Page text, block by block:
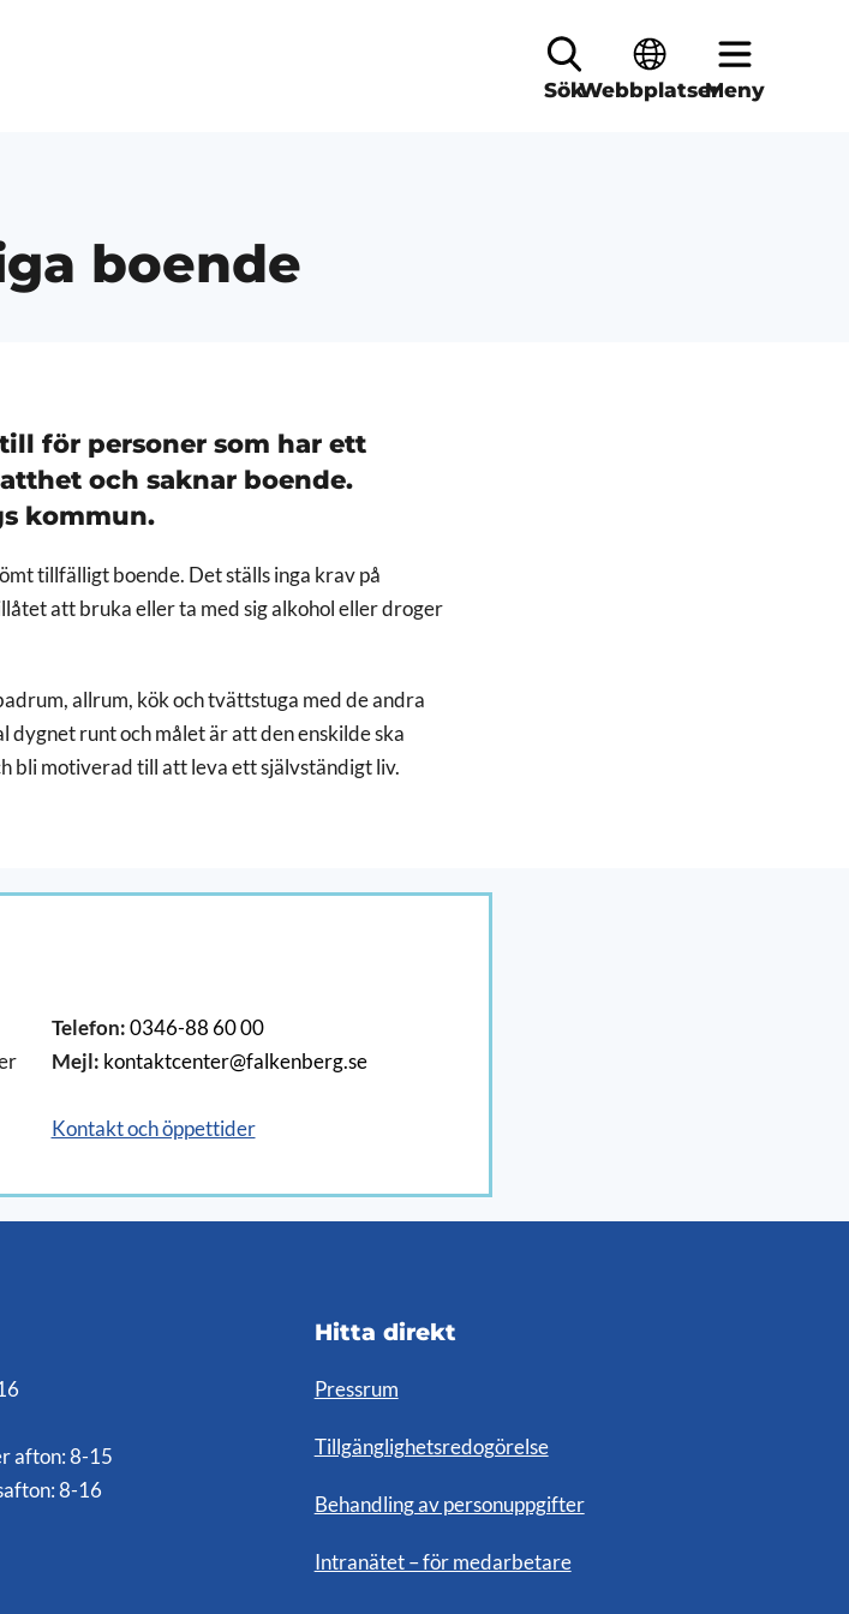
SökWebbplatserMeny
boende
för personer som har ett
och saknar boende.
kommun.
tillfälligt boende. Det ställs inga krav på
att bruka eller ta med sig alkohol eller droger
allrum, kök och tvättstuga med de andra
dygnet runt och målet är att den enskilde ska
bli motiverad till att leva ett självständigt liv.
Telefon: 0346-88 60 00
Mejl: kontaktcenter@falkenberg.se
Kontakt och öppettider
afton: 8-15
8-16
Hitta direkt
Pressrum
Tillgänglighetsredogörelse
Behandling av personuppgifter
Intranätet – för medarbetare